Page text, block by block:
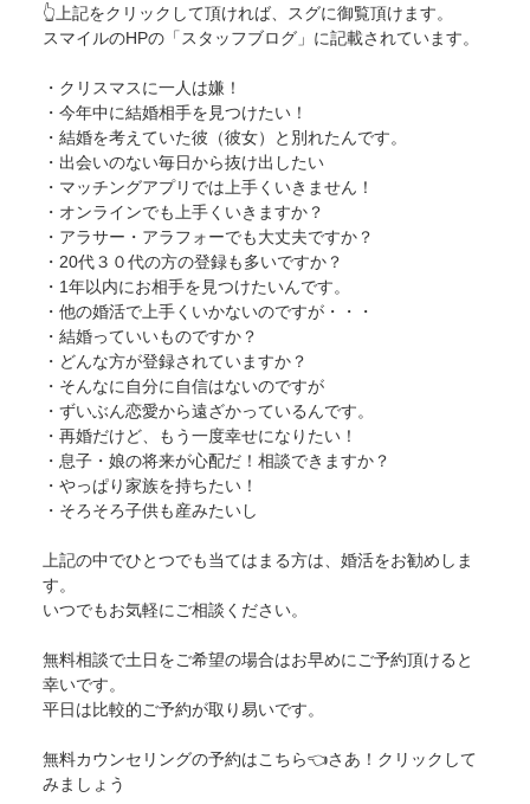
👆上記をクリックして頂ければ、スグに御覧頂けます。
スマイルのHPの「スタッフブログ」に記載されています。
・クリスマスに一人は嫌！
・今年中に結婚相手を見つけたい！
・結婚を考えていた彼（彼女）と別れたんです。
・出会いのない毎日から抜け出したい
・マッチングアプリでは上手くいきません！
・オンラインでも上手くいきますか？
・アラサー・アラフォーでも大丈夫ですか？
・20代３０代の方の登録も多いですか？
・1年以内にお相手を見つけたいんです。
・他の婚活で上手くいかないのですが・・・
・結婚っていいものですか？
・どんな方が登録されていますか？
・そんなに自分に自信はないのですが
・ずいぶん恋愛から遠ざかっているんです。
・再婚だけど、もう一度幸せになりたい！
・息子・娘の将来が心配だ！相談できますか？
・やっぱり家族を持ちたい！
・そろそろ子供も産みたいし
上記の中でひとつでも当てはまる方は、婚活をお勧めしま
す。
いつでもお気軽にご相談ください。
無料相談で土日をご希望の場合はお早めにご予約頂けると
幸いです。
平日は比較的ご予約が取り易いです。
無料カウンセリングの予約はこちら👈さあ！クリックして
みましょう